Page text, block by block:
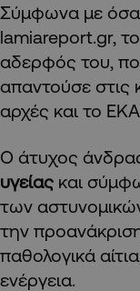
Σύμφωνα με όσα
lamiareport.gr,
αδερφός του,
απαντούσε στις
αρχές και το
Ο άτυχος
υγείας και
των
την
παθολογικά
ενέργεια.